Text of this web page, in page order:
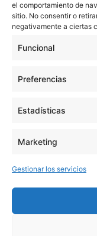
el comportamiento de
sitio. No consentir o
negativamente a ciertas
Funcional
Preferencias
Estadísticas
Marketing
Gestionar los servicios
Contacto
Aviso Legal
Política de cookies
veronicaruiz.es
NoComercial 4.0
MÁS